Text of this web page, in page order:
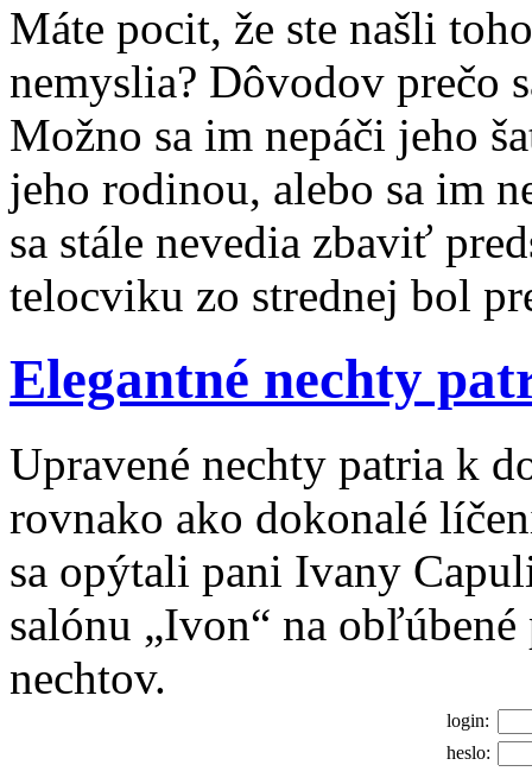
Máte pocit, že ste našli
nemyslia? Dôvodov prečo
Možno sa im nepáči jeho
jeho rodinou, alebo sa im
sa stále nevedia zbaviť
telocviku zo strednej bol
Elegantné nechty
Upravené nechty patria k
rovnako ako dokonalé
sa opýtali pani Ivany
salónu „Ivon“ na
nechtov.
login:
heslo: